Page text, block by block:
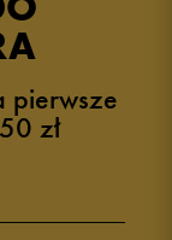
3%
pierwsze
zł